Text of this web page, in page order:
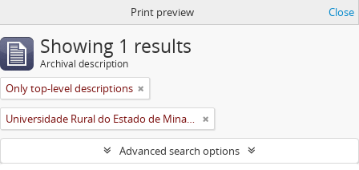
Print preview Close
Showing 1 results
Archival description
Only top-level descriptions
Universidade Rural do Estado de Minas Gerais (Uremg)
Advanced search options